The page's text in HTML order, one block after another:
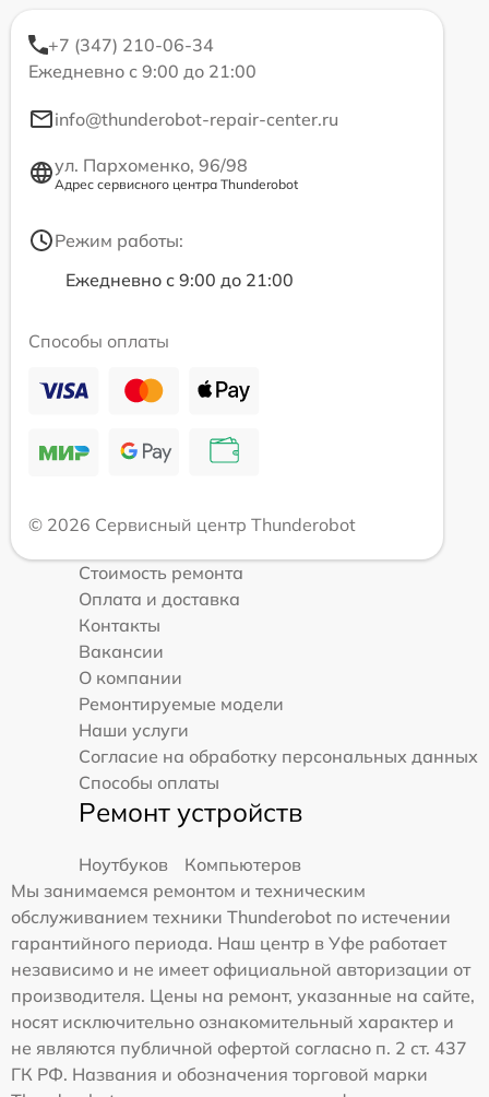
+7 (347) 210-06-34
Ежедневно с 9:00 до 21:00
info@thunderobot-repair-center.ru
ул. Пархоменко, 96/98
Адрес сервисного центра Thunderobot
Режим работы:
Ежедневно с 9:00 до 21:00
Способы оплаты
© 2026 Сервисный центр Thunderobot
Стоимость ремонта
Оплата и доставка
Контакты
Вакансии
О компании
Ремонтируемые модели
Наши услуги
Согласие на обработку персональных данных
Способы оплаты
Ремонт устройств
Ноутбуков
Компьютеров
Мы занимаемся ремонтом и техническим
обслуживанием техники Thunderobot по истечении
гарантийного периода. Наш центр в Уфе работает
независимо и не имеет официальной авторизации от
производителя. Цены на ремонт, указанные на сайте,
носят исключительно ознакомительный характер и
не являются публичной офертой согласно п. 2 ст. 437
ГК РФ. Названия и обозначения торговой марки